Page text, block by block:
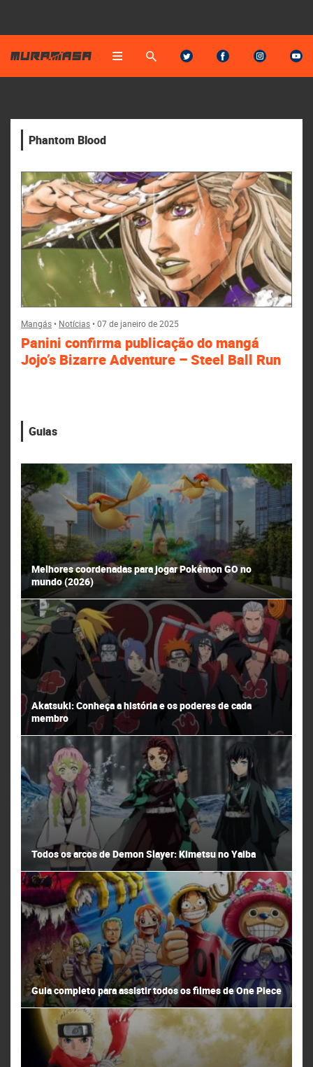
Phantom Blood
Mangás• Notícias•07 de janeiro de 2025
Panini confirma publicação do mangá
Jojo’s Bizarre Adventure – Steel Ball Run
Guias
Melhores coordenadas para jogar Pokémon GO no
mundo (2026)
Akatsuki: Conheça a história e os poderes de cada
membro
Todos os arcos de Demon Slayer: Kimetsu no Yaiba
Guia completo para assistir todos os filmes de One Piece